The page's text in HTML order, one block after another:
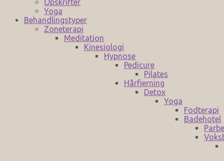
Opskrifter
Yoga
Behandlingstyper
Zoneterapi
Meditation
Kinesiologi
Hypnose
Pedicure
Pilates
Hårfjerning
Detox
Yoga
Fodterapi
Badehotel